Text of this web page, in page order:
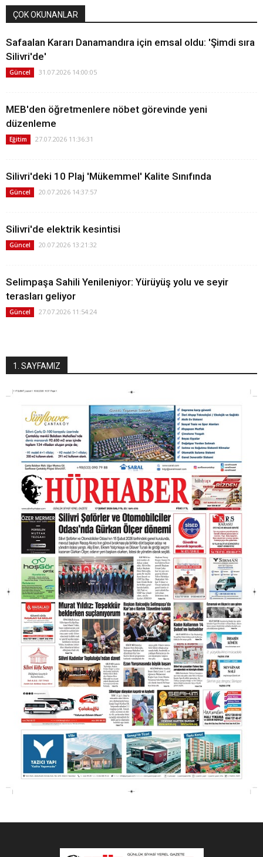
ÇOK OKUNANLAR
Safaalan Kararı Danamandıra için emsal oldu: 'Şimdi sıra
Silivri'de'
Güncel 31.07.2026 14:00:05
MEB'den öğretmenlere nöbet görevinde yeni
düzenleme
Eğitim 27.07.2026 11:36:31
Silivri'deki 10 Plaj 'Mükemmel' Kalite Sınıfında
Güncel 20.07.2026 14:37:57
Silivri'de elektrik kesintisi
Güncel 20.07.2026 13:21:32
Selimpaşa Sahili Yenileniyor: Yürüyüş yolu ve seyir
terasları geliyor
Güncel 27.07.2026 11:54:24
1. SAYFAMIZ